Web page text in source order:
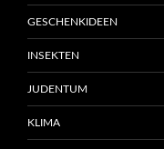
GESCHENKIDEEN
INSEKTEN
JUDENTUM
KLIMA